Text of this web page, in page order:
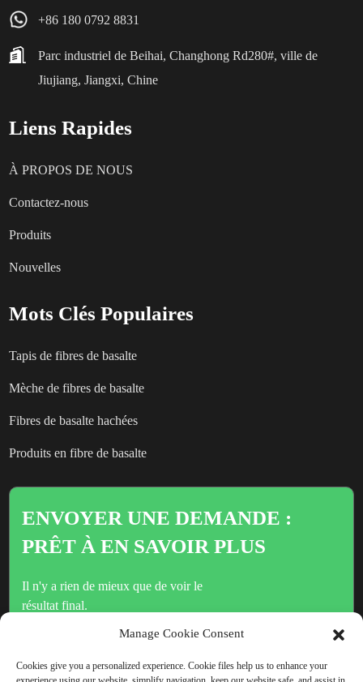
+86 180 0792 8831
Parc industriel de Beihai, Changhong Rd280#, ville de
Jiujiang, Jiangxi, Chine
Liens Rapides
À PROPOS DE NOUS
Contactez-nous
Produits
Nouvelles
Mots Clés Populaires
Tapis de fibres de basalte
Mèche de fibres de basalte
Fibres de basalte hachées
Produits en fibre de basalte
ENVOYER UNE DEMANDE :
PRÊT À EN SAVOIR PLUS
Il n'y a rien de mieux que de voir le
résultat final.
Cliquez ici pour toute demande de renseignements
Manage Cookie Consent
Cookies give you a personalized experience. Cookie files help us to enhance your